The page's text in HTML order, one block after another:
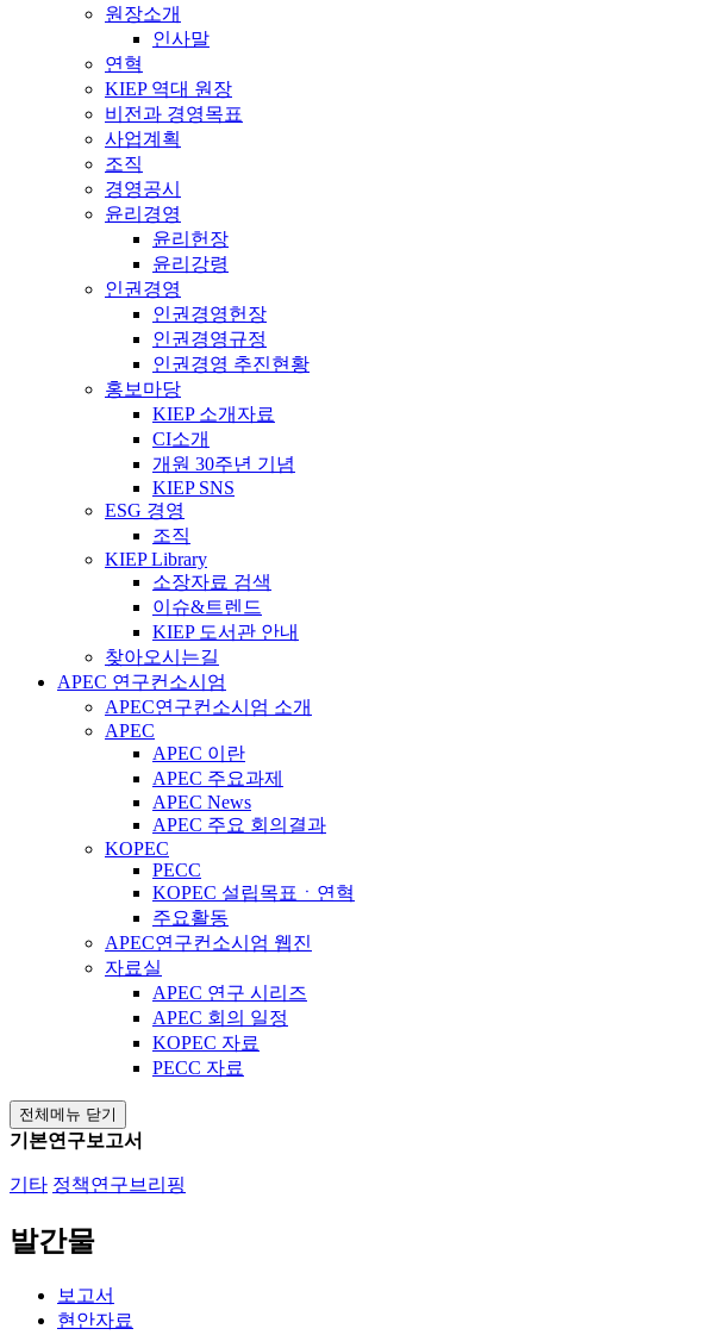
원장소개
인사말
연혁
KIEP 역대 원장
비전과 경영목표
사업계획
조직
경영공시
윤리경영
윤리헌장
윤리강령
인권경영
인권경영헌장
인권경영규정
인권경영 추진현황
홍보마당
KIEP 소개자료
CI소개
개원 30주년 기념
KIEP SNS
ESG 경영
조직
KIEP Library
소장자료 검색
이슈&트렌드
KIEP 도서관 안내
찾아오시는길
APEC 연구컨소시엄
APEC연구컨소시엄 소개
APEC
APEC 이란
APEC 주요과제
APEC News
APEC 주요 회의결과
KOPEC
PECC
KOPEC 설립목표ㆍ연혁
주요활동
APEC연구컨소시엄 웹진
자료실
APEC 연구 시리즈
APEC 회의 일정
KOPEC 자료
PECC 자료
전체메뉴 닫기
기본연구보고서
기타 정책연구브리핑
발간물
보고서
현안자료